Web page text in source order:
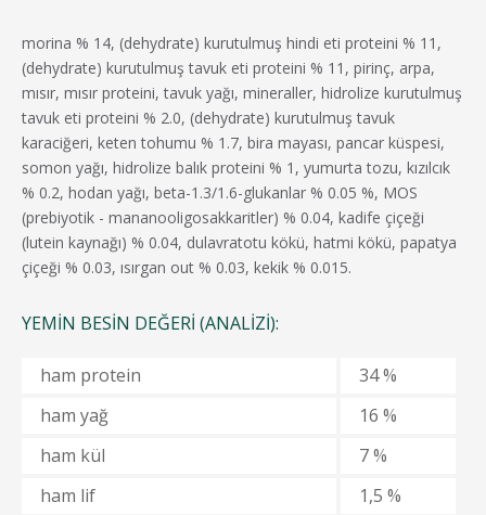
morina % 14, (dehydrate) kurutulmuş hindi eti proteini % 11,
(dehydrate) kurutulmuş tavuk eti proteini % 11, pirinç, arpa,
mısır, mısır proteini, tavuk yağı, mineraller, hidrolize kurutulmuş
tavuk eti proteini % 2.0, (dehydrate) kurutulmuş tavuk
karaciğeri, keten tohumu % 1.7, bira mayası, pancar küspesi,
somon yağı, hidrolize balık proteini % 1, yumurta tozu, kızılcık
% 0.2, hodan yağı, beta-1.3/1.6-glukanlar % 0.05 %, MOS
(prebiyotik - mananooligosakkaritler) % 0.04, kadife çiçeği
(lutein kaynağı) % 0.04, dulavratotu kökü, hatmi kökü, papatya
çiçeği % 0.03, ısırgan out % 0.03, kekik % 0.015.
YEMIN BESIN DEĞERI (ANALIZI):
ham protein
34 %
ham yağ
16 %
ham kül
7 %
ham lif
1,5 %